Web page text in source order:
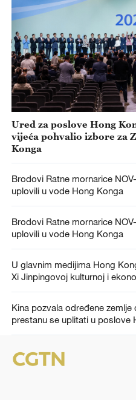
Ured za poslove Hong
vijeća pohvalio izbore za
Konga
Brodovi Ratne mornarice
uplovili u vode Hong Konga
Brodovi Ratne mornarice
uplovili u vode Hong Konga
U glavnim medijima Hong
Xi Jinpingovoj kulturnoj i
Kina pozvala određene
prestanu se uplitati u poslove